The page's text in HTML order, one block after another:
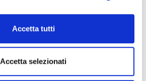
Accetta tutti
Accetta selezionati